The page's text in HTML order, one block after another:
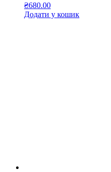
₴680.00
Додати у кошик